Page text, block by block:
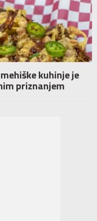
kuhinje je
priznanjem